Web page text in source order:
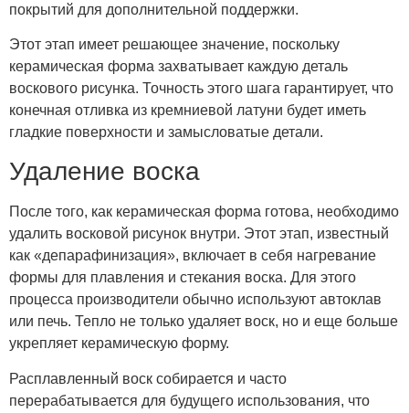
покрытий для дополнительной поддержки.
Этот этап имеет решающее значение, поскольку
керамическая форма захватывает каждую деталь
воскового рисунка. Точность этого шага гарантирует, что
конечная отливка из кремниевой латуни будет иметь
гладкие поверхности и замысловатые детали.
Удаление воска
После того, как керамическая форма готова, необходимо
удалить восковой рисунок внутри. Этот этап, известный
как «депарафинизация», включает в себя нагревание
формы для плавления и стекания воска. Для этого
процесса производители обычно используют автоклав
или печь. Тепло не только удаляет воск, но и еще больше
укрепляет керамическую форму.
Расплавленный воск собирается и часто
перерабатывается для будущего использования, что